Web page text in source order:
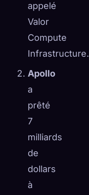
appelé
Valor
Compute
Infrastructure.
Apollo
a
prêté
7
milliards
de
dollars
à